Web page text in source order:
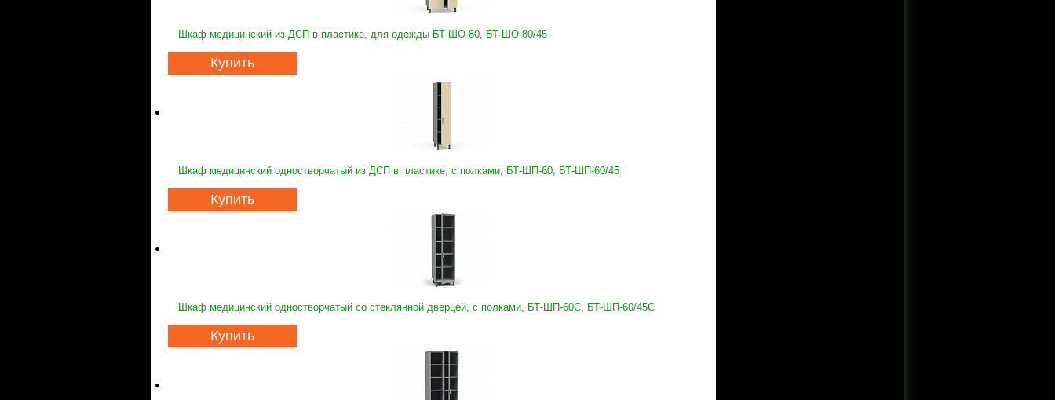
Шкаф медицинский из ДСП в пластике, для одежды БТ-ШО-80, БТ-ШО-80/45
Купить
Шкаф медицинский одностворчатый из ДСП в пластике, с полками, БТ-ШП-60, БТ-ШП-60/45
Купить
Шкаф медицинский одностворчатый со стеклянной дверцей, с полками, БТ-ШП-60С, БТ-ШП-60/45С
Купить